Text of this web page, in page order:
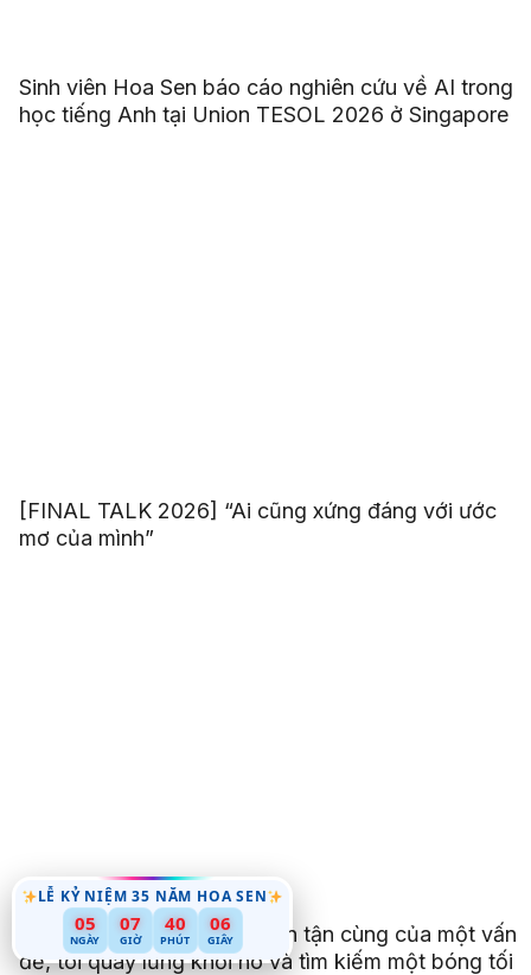
LỄ KỶ NIỆM 35 NĂM HOA SEN
05
NGÀY
07
GIỜ
40
PHÚT
04
GIÂY
Sinh viên Hoa Sen báo cáo nghiên cứu về AI trong
học tiếng Anh tại Union TESOL 2026 ở Singapore
[FINAL TALK 2026] “Ai cũng xứng đáng với ước
mơ của mình”
[FINAL TALK 2026] “Đi đến tận cùng của một vấn
đề, tôi quay lưng khỏi nó và tìm kiếm một bóng tối